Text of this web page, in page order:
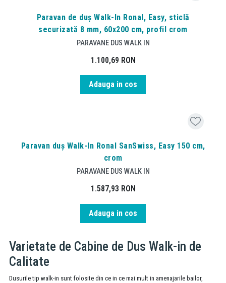
Paravan de duș Walk-In Ronal, Easy, sticlă
securizată 8 mm, 60x200 cm, profil crom
PARAVANE DUS WALK IN
1.100,69 RON
Adauga in cos
Paravan duș Walk-In Ronal SanSwiss, Easy 150 cm,
crom
PARAVANE DUS WALK IN
1.587,93 RON
Adauga in cos
Varietate de Cabine de Dus Walk-in de
Calitate
Dusurile tip walk-in sunt folosite din ce in ce mai mult in amenajarile bailor,